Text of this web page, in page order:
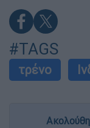
#TAGS
τρένο